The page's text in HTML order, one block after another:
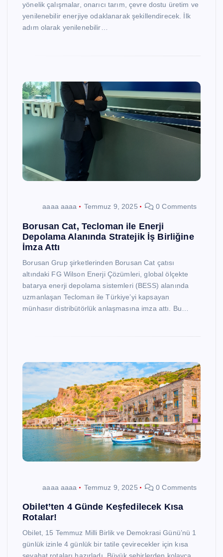
yönelik çalışmalar, onarıcı tarım, çevre dostu üretim ve
yenilenebilir enerjiye odaklanarak şekillendirecek. İlk
adım olarak yenilenebilir…
aaaa aaaa Temmuz 9, 2025 0 Comments
Borusan Cat, Tecloman ile Enerji
Depolama Alanında Stratejik İş Birliğine
İmza Attı
Borusan Grup şirketlerinden Borusan Cat çatısı
altındaki FG Wilson Enerji Çözümleri, global ölçekte
batarya enerji depolama sistemleri (BESS) alanında
uzmanlaşan Tecloman ile Türkiye’yi kapsayan
münhasır distribütörlük anlaşmasına imza attı. Bu…
aaaa aaaa Temmuz 9, 2025 0 Comments
Obilet’ten 4 Günde Keşfedilecek Kısa
Rotalar!
Obilet, 15 Temmuz Milli Birlik ve Demokrasi Günü’nü 1
günlük izinle 4 günlük bir tatile çevirecekler için kısa